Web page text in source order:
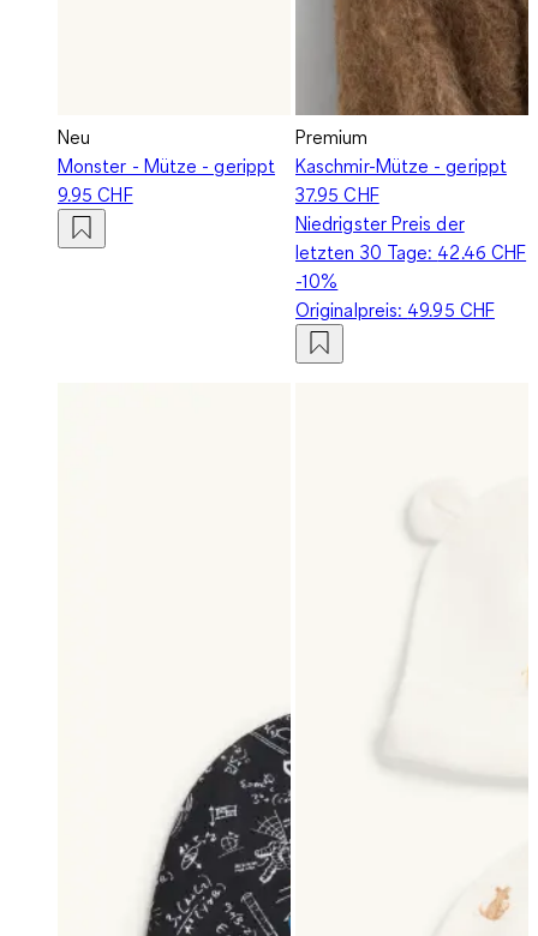
Neu
Monster - Mütze - gerippt
9.95 CHF
Premium
Kaschmir-Mütze - gerippt
37.95 CHF
Niedrigster Preis der
letzten 30 Tage: 42.46 CHF
-10%
Originalpreis: 49.95 CHF